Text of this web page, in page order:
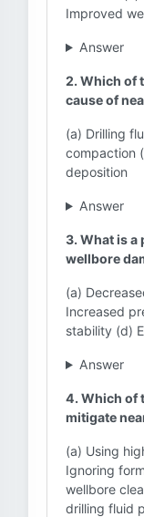
Improved
Answer
2. Which of
cause of
(a) Drilling
compaction
deposition
Answer
3. What is a
wellbore
(a)
Increased
stability (d)
Answer
4. Which of
mitigate
(a) Using
Ignoring
wellbore
drilling fluid